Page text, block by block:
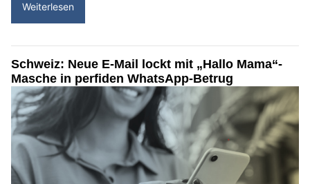
Weiterlesen
Schweiz: Neue E-Mail lockt mit „Hallo Mama“-
Masche in perfiden WhatsApp-Betrug